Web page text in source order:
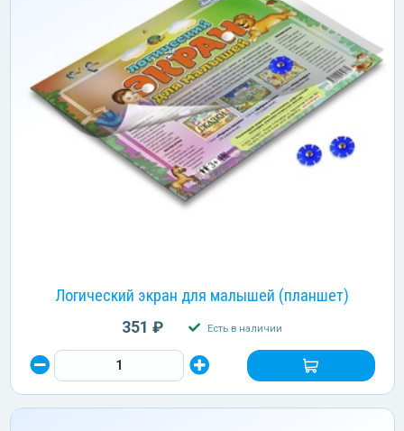
Логический экран для малышей (планшет)
351 ₽ Есть в наличии